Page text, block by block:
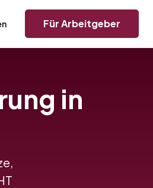
Für Arbeitgeber
in